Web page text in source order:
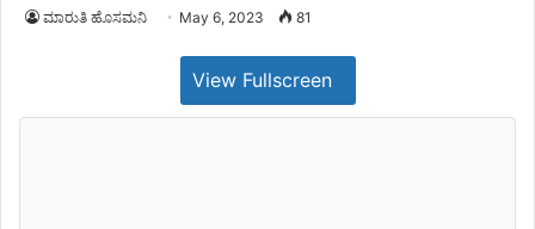
ಮಾರುತಿ ಹೊಸಮನಿ May 6, 2023 81
View Fullscreen